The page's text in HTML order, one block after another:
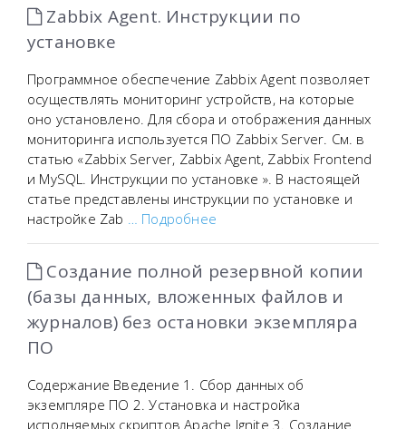
Zabbix Agent. Инструкции по
установке
Программное обеспечение Zabbix Agent позволяет
осуществлять мониторинг устройств, на которые
оно установлено. Для сбора и отображения данных
мониторинга используется ПО Zabbix Server. См. в
статью «Zabbix Server, Zabbix Agent, Zabbix Frontend
и MySQL. Инструкции по установке ». В настоящей
статье представлены инструкции по установке и
настройке Zab … Подробнее
Создание полной резервной копии
(базы данных, вложенных файлов и
журналов) без остановки экземпляра
ПО
Содержание Введение 1. Сбор данных об
экземпляре ПО 2. Установка и настройка
исполняемых скриптов Apache Ignite 3. Создание